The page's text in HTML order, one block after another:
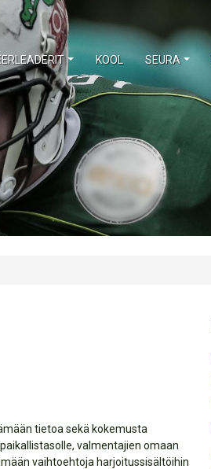
KOOL SEURA
tietoa sekä kokemusta
valmentajien omaan
vaihtoehtoja harjoitussisältöihin